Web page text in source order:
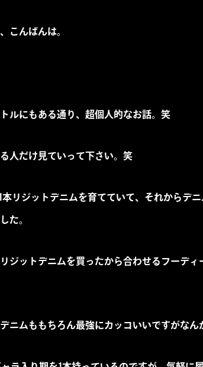
こんばんは。
ルにもある通り、超個人的なお話。笑
人だけ見ていって下さい。笑
本リジットデニムを育てていて、それからデ
た。
ジットデニムを買ったから合わせるフーデ
ニムももちろん最強にカッコいいですがな